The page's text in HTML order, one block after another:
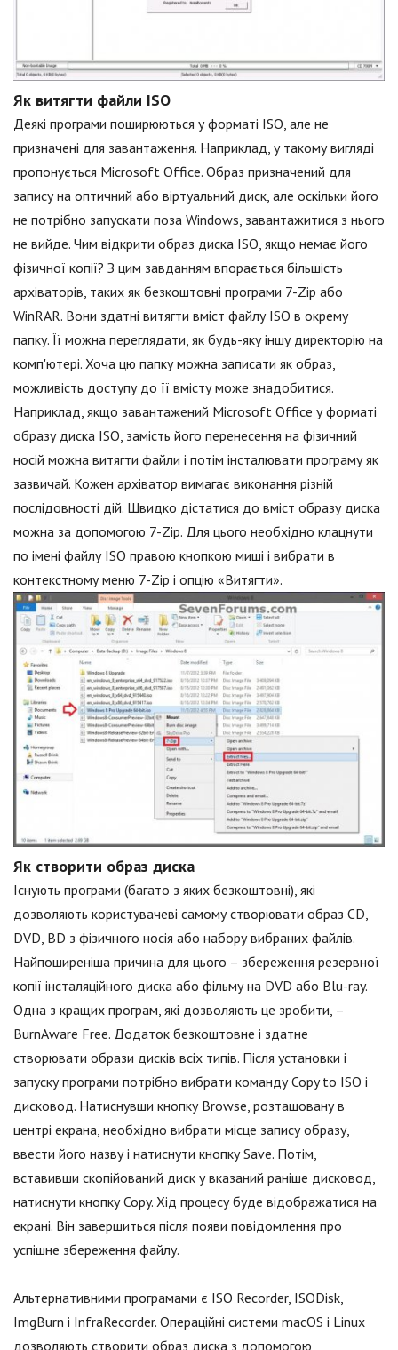
Як витягти файли ISO
Деякі програми поширюються у форматі ISO, але не
призначені для завантаження. Наприклад, у такому вигляді
пропонується Microsoft Office. Образ призначений для
запису на оптичний або віртуальний диск, але оскільки його
не потрібно запускати поза Windows, завантажитися з нього
не вийде. Чим відкрити образ диска ISO, якщо немає його
фізичної копії? З цим завданням впорається більшість
архіваторів, таких як безкоштовні програми 7-Zip або
WinRAR. Вони здатні витягти вміст файлу ISO в окрему
папку. Її можна переглядати, як будь-яку іншу директорію на
комп'ютері. Хоча цю папку можна записати як образ,
можливість доступу до її вмісту може знадобитися.
Наприклад, якщо завантажений Microsoft Office у форматі
образу диска ISO, замість його перенесення на фізичний
носій можна витягти файли і потім інсталювати програму як
зазвичай. Кожен архіватор вимагає виконання різній
послідовності дій. Швидко дістатися до вміст образу диска
можна за допомогою 7-Zip. Для цього необхідно клацнути
по імені файлу ISO правою кнопкою миші і вибрати в
контекстному меню 7-Zip і опцію «Витягти».
Як створити образ диска
Існують програми (багато з яких безкоштовні), які
дозволяють користувачеві самому створювати образ CD,
DVD, BD з фізичного носія або набору вибраних файлів.
Найпоширеніша причина для цього – збереження резервної
копії інсталяційного диска або фільму на DVD або Blu-ray.
Одна з кращих програм, які дозволяють це зробити, –
BurnAware Free. Додаток безкоштовне і здатне
створювати образи дисків всіх типів. Після установки і
запуску програми потрібно вибрати команду Copy to ISO і
дисковод. Натиснувши кнопку Browse, розташовану в
центрі екрана, необхідно вибрати місце запису образу,
ввести його назву і натиснути кнопку Save. Потім,
вставивши скопійований диск у вказаний раніше дисковод,
натиснути кнопку Copy. Хід процесу буде відображатися на
екрані. Він завершиться після появи повідомлення про
успішне збереження файлу.
Альтернативними програмами є ISO Recorder, ISODisk,
ImgBurn і InfraRecorder. Операційні системи macOS і Linux
дозволяють створити образ диска з допомогою